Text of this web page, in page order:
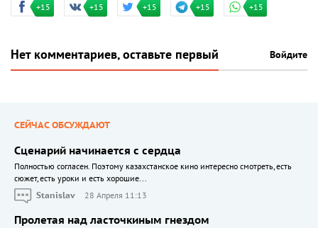
+15 +15 +15 +15 +15
Нет комментариев, оставьте первый Войдите
СЕЙЧАС ОБСУЖДАЮТ
Сценарий начинается с сердца
Полностью согласен. Поэтому казахстанское кино интересно смотреть, есть
сюжет, есть уроки и есть хорошие...
Stanislav
28 Апреля 11:13
Пролетая над ласточкиным гнездом